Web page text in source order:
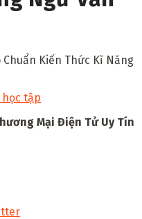
học tập
Mại Điện Tử Uy Tín